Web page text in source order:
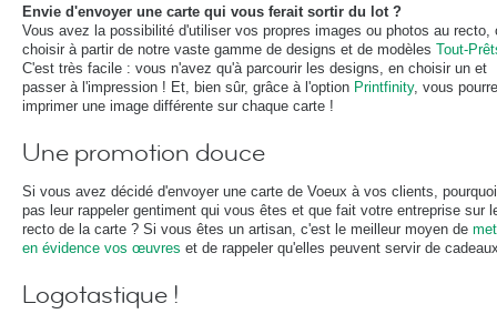
Envie d'envoyer une carte qui vous ferait sortir du lot ?
Vous avez la possibilité d'utiliser vos propres images ou photos au recto,
choisir à partir de notre vaste gamme de designs et de modèles Tout-
C'est très facile : vous n'avez qu'à parcourir les designs, en choisir un et
passer à l'impression ! Et, bien sûr, grâce à l'option Printfinity, vous
imprimer une image différente sur chaque carte !
Une promotion douce
Si vous avez décidé d'envoyer une carte de Voeux à vos clients,
pas leur rappeler gentiment qui vous êtes et que fait votre entreprise sur
recto de la carte ? Si vous êtes un artisan, c'est le meilleur moyen de
en évidence vos œuvres et de rappeler qu'elles peuvent servir de
Logotastique !